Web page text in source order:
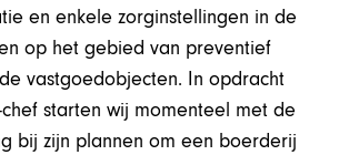
en enkele zorginstellingen in de
op het gebied van preventief
vastgoedobjecten. In opdracht
starten wij momenteel met de
bij zijn plannen om een boerderij